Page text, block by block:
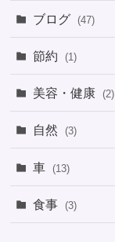
(1)
(1)
(4)
ブログ (47)
節約 (1)
美容・健康 (2)
(1)
自然 (3)
車 (13)
食事 (3)